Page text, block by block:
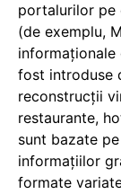
portalurilor pe
(de exemplu,
informaţionale
fost introduse
reconstrucţii
restaurante,
sunt bazate
informaţiilor
formate